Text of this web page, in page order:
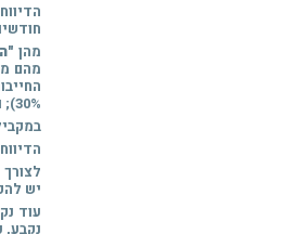
מהן
מהם
30%); ו-(ד) הכנסות מהימורים, מהגרלות או מפרסים החייבות במס בשיעור 35%.
הדיווח
יש
עוד
נקבע,